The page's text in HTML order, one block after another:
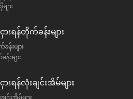
ျား
းရန်တိုက်ခန်းများ
းများ
းများ
ရန်လုံးချင်းအိမ်များ
င်းအိမ်များ